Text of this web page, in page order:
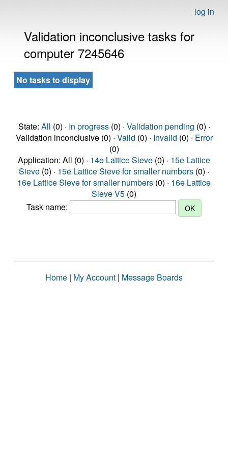
log in
Validation inconclusive tasks for
computer 7245646
No tasks to display
State: All (0) · In progress(0) · Validation pending (0) ·
Validation inconclusive (0) · Valid (0) · Invalid (0) · Error
(0)
Application: All (0) · 14e Lattice Sieve (0) · 15e Lattice
Sieve (0) · 15e Lattice Sieve for smaller numbers (0) ·
16e Lattice Sieve for smaller numbers (0) · 16e Lattice
Sieve V5 (0)
Task name:
Home | My Account | Message Boards